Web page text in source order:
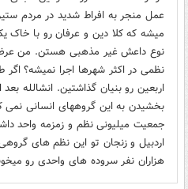
عمل منجر به افراط شدید در مردم
میشه که کلا دین و عرفان رو با خاک
نوع داعش غیر مذهبی هستن. من
نظمی در اکثر شهرها اجرا نمیشه؟
اربعین رو بنیان گذاشتین. انشالله بعد
بخشیدن به این گروههای انسانی
جمعیت میلیونی نظم و زمزمه واحد
اردبیل و زنجان تو این نظم های
هزاران نفر سروده های واحدی رو